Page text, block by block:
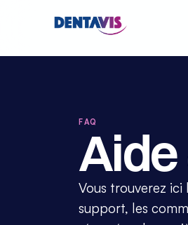
FAQ
Vous trouverez
support, les